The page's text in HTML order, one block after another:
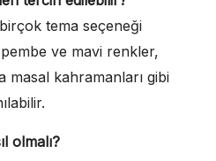
tema seçeneği
ve mavi renkler,
masal kahramanları gibi
olmalı?